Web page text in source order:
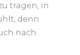
tragen, in
denn
nach